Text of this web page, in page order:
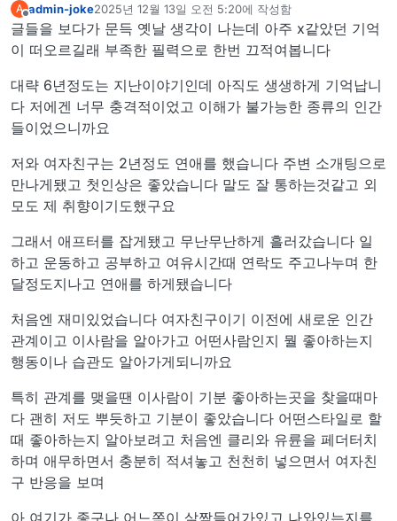
A
오프라인
admin-joke2025년 12월 13일 오전 5:20에 작성함
마지막 수정자:
글들을 보다가 문득 옛날 생각이 나는데 아주 x같았던 기억
이 떠오르길래 부족한 필력으로 한번 끄적여봅니다
대략 6년정도는 지난이야기인데 아직도 생생하게 기억납니
다 저에겐 너무 충격적이었고 이해가 불가능한 종류의 인간
들이었으니까요
저와 여자친구는 2년정도 연애를 했습니다 주변 소개팅으로
만나게됐고 첫인상은 좋았습니다 말도 잘 통하는것같고 외
모도 제 취향이기도했구요
그래서 애프터를 잡게됐고 무난무난하게 흘러갔습니다 일
하고 운동하고 공부하고 여유시간때 연락도 주고나누며 한
달정도지나고 연애를 하게됐습니다
처음엔 재미있었습니다 여자친구이기 이전에 새로운 인간
관계이고 이사람을 알아가고 어떤사람인지 뭘 좋아하는지
행동이나 습관도 알아가게되니까요
특히 관계를 맺을땐 이사람이 기분 좋아하는곳을 찾을때마
다 괜히 저도 뿌듯하고 기분이 좋았습니다 어떤스타일로 할
때 좋아하는지 알아보려고 처음엔 클리와 유륜을 페더터치
하며 애무하면서 충분히 적셔놓고 천천히 넣으면서 여자친
구 반응을 보며